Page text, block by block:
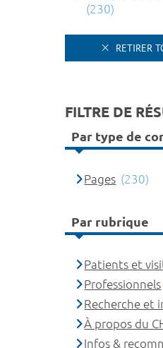
(230)
RETIRER
FILTRE DE
Par type de
Pages (230)
Par rubrique
Patients et
Professionnels
Recherche et
À propos du
Infos &